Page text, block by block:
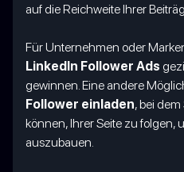
auf die Reichweite Ihrer
Für Unternehmen oder
LinkedIn Follower Ads
gewinnen. Eine andere
Follower einladen, bei
können, Ihrer Seite zu folgen,
auszubauen.